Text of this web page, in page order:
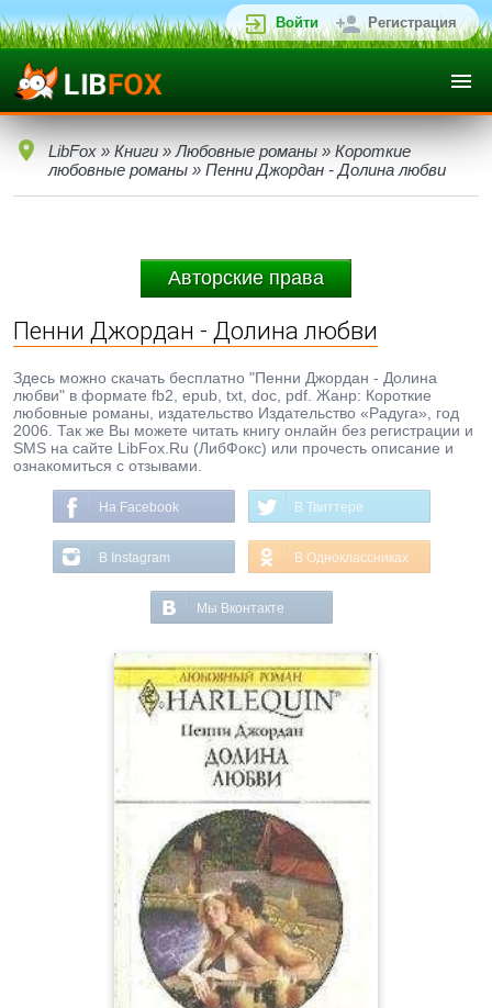
Войти Регистрация
LibFox » Книги » Любовные романы » Короткие
любовные романы » Пенни Джордан - Долина любви
Авторские права
Пенни Джордан - Долина любви
Здесь можно скачать бесплатно "Пенни Джордан - Долина
любви" в формате fb2, epub, txt, doc, pdf. Жанр: Короткие
любовные романы, издательство Издательство «Радуга», год
2006. Так же Вы можете читать книгу онлайн без регистрации и
SMS на сайте LibFox.Ru (ЛибФокс) или прочесть описание и
ознакомиться с отзывами.
На Facebook В Твиттере
В Instagram В Одноклассниках
Мы Вконтакте